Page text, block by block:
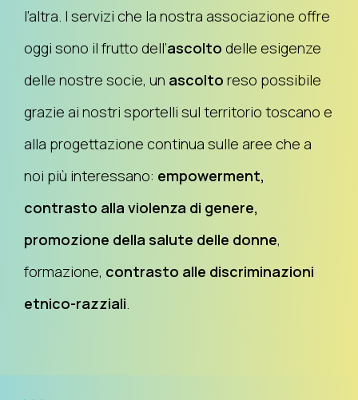
l’altra. I servizi che la nostra associazione offre
oggi sono il frutto dell’ascolto delle esigenze
delle nostre socie, un ascolto reso possibile
grazie ai nostri sportelli sul territorio toscano e
alla progettazione continua sulle aree che a
noi più interessano: empowerment,
contrasto alla violenza di genere,
promozione della salute delle donne,
formazione, contrasto alle discriminazioni
etnico-razziali.